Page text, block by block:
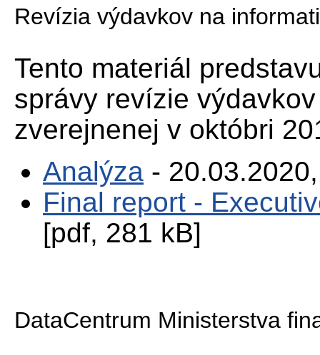
Revízia výdavkov na
Tento materiál
správy revízie
zverejnenej v októbri
Analýza -
Final report -
[pdf, 281 kB]
DataCentrum Ministerstva